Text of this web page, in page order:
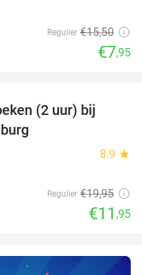
Regulier €15,50
€7,95
(2 uur) bij
8.9 star
Regulier €19,95
€11 ,95